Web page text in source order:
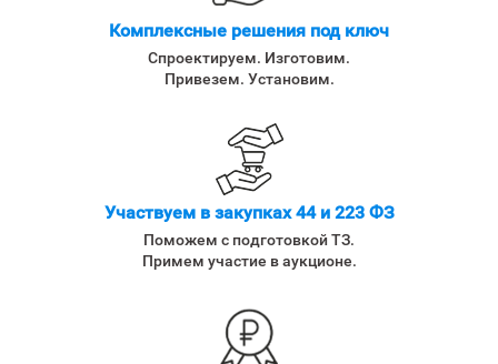
Комплексные решения под ключ
Спроектируем. Изготовим.
Привезем. Установим.
Участвуем в закупках 44 и 223 ФЗ
Поможем с подготовкой ТЗ.
Примем участие в аукционе.